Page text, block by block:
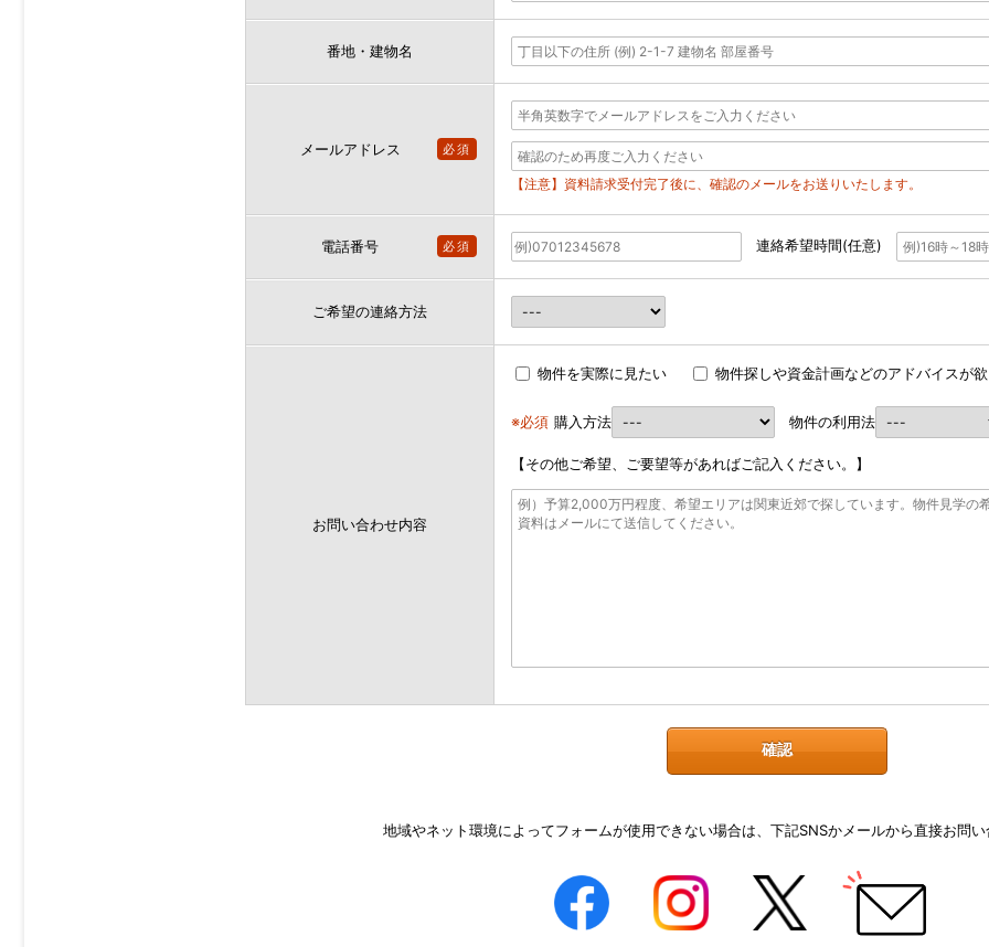
番地・建物名
メールアドレス 必須
【注意】資料請求受付完了後に、確認のメールをお送りいたします。
電話番号 必須 連絡希望時間(任意)
ご希望の連絡方法
お問い合わせ内容
物件を実際に見たい 物件探しや資金計画などのアドバイスが
※必須 購入方法 物件の利用法
【その他ご希望、ご要望等があればご記入ください。】
地域やネット環境によってフォームが使用できない場合は、下記SNSかメールから直接お問